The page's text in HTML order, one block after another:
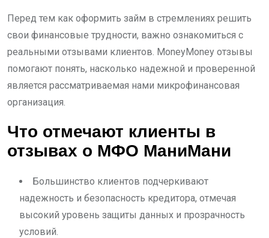
Перед тем как оформить займ в стремлениях решить
свои финансовые трудности, важно ознакомиться с
реальными отзывами клиентов. MoneyMoney отзывы
помогают понять, насколько надежной и проверенной
является рассматриваемая нами микрофинансовая
организация.
Что отмечают клиенты в
отзывах о МФО МаниМани
Большинство клиентов подчеркивают
надежность и безопасность кредитора, отмечая
высокий уровень защиты данных и прозрачность
условий.